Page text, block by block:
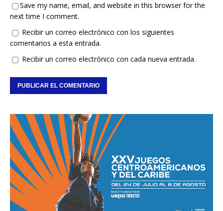
Save my name, email, and website in this browser for the
next time I comment.
Recibir un correo electrónico con los siguientes
comentarios a esta entrada.
Recibir un correo electrónico con cada nueva entrada.